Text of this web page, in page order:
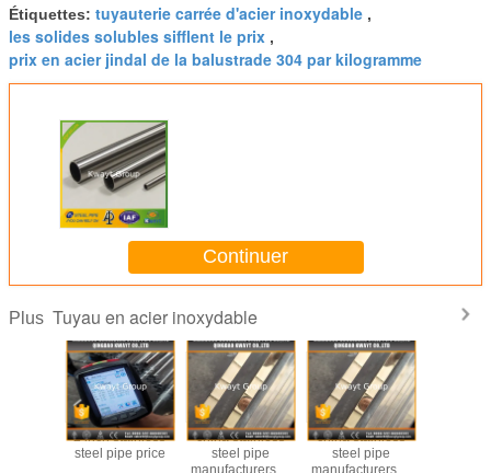
Étiquettes: tuyauterie carrée d'acier inoxydable ,
les solides solubles sifflent le prix ,
prix en acier jindal de la balustrade 304 par kilogramme
Continuer
Plus Tuyau en acier inoxydable
2 inch stainless
steel pipe price
china stainless
steel pipe
manufacturers in
china stainless
steel pipe
manufacturers in